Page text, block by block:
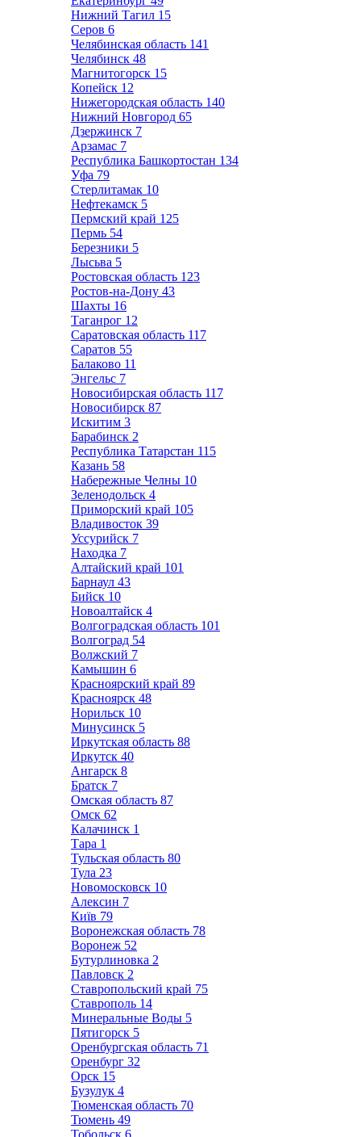
Нижний Тагил 15
Серов 6
Челябинская область 141
Челябинск 48
Магнитогорск 15
Копейск 12
Нижегородская область 140
Нижний Новгород 65
Дзержинск 7
Арзамас 7
Республика Башкортостан 134
Уфа 79
Стерлитамак 10
Нефтекамск 5
Пермский край 125
Пермь 54
Березники 5
Лысьва 5
Ростовская область 123
Ростов-на-Дону 43
Шахты 16
Таганрог 12
Саратовская область 117
Саратов 55
Балаково 11
Энгельс 7
Новосибирская область 117
Новосибирск 87
Искитим 3
Барабинск 2
Республика Татарстан 115
Казань 58
Набережные Челны 10
Зеленодольск 4
Приморский край 105
Владивосток 39
Уссурийск 7
Находка 7
Алтайский край 101
Барнаул 43
Бийск 10
Новоалтайск 4
Волгоградская область 101
Волгоград 54
Волжский 7
Камышин 6
Красноярский край 89
Красноярск 48
Норильск 10
Минусинск 5
Иркутская область 88
Иркутск 40
Ангарск 8
Братск 7
Омская область 87
Омск 62
Калачинск 1
Тара 1
Тульская область 80
Тула 23
Новомосковск 10
Алексин 7
Київ 79
Воронежская область 78
Воронеж 52
Бутурлиновка 2
Павловск 2
Ставропольский край 75
Ставрополь 14
Минеральные Воды 5
Пятигорск 5
Оренбургская область 71
Оренбург 32
Орск 15
Бузулук 4
Тюменская область 70
Тюмень 49
Тобольск 6